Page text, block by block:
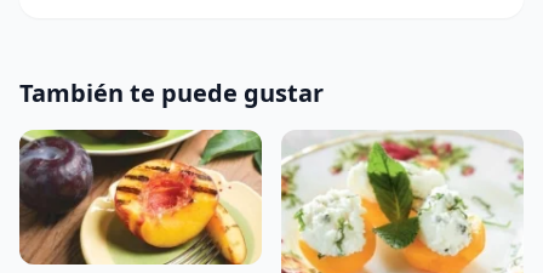
También te puede gustar